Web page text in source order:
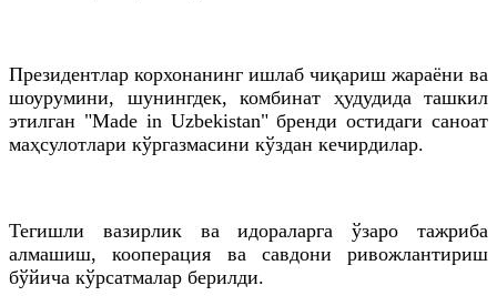
Президентлар корхонанинг ишлаб чиқариш жараёни ва
шоурумини, шунингдек, комбинат ҳудудида ташкил
этилган "Made in Uzbekistan" бренди остидаги саноат
маҳсулотлари кўргазмасини кўздан кечирдилар.
Тегишли вазирлик ва идораларга ўзаро тажриба
алмашиш, кооперация ва савдони ривожлантириш
бўйича кўрсатмалар берилди.